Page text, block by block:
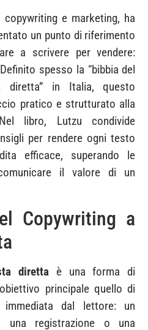
e marketing, ha
un punto di riferimento
a scrivere per vendere:
spesso la “bibbia del
diretta” in Italia, questo
pratico e strutturato alla
libro, Lutzu condivide
per rendere ogni testo
efficace, superando le
il valore di un
Copywriting a
diretta è una forma di
principale quello di
dal lettore: un
una registrazione o una